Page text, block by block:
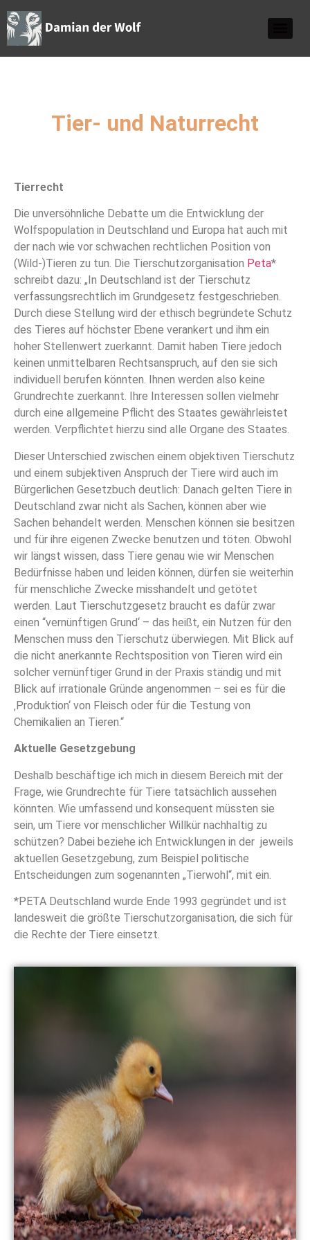
Tier- und Naturrecht
Tierrecht
Die unversöhnliche Debatte um die Entwicklung der
Wolfspopulation in Deutschland und Europa hat auch mit
der nach wie vor schwachen rechtlichen Position von
(Wild-)Tieren zu tun. Die Tierschutzorganisation Peta*
schreibt dazu: „In Deutschland ist der Tierschutz
verfassungsrechtlich im Grundgesetz festgeschrieben.
Durch diese Stellung wird der ethisch begründete Schutz
des Tieres auf höchster Ebene verankert und ihm ein
hoher Stellenwert zuerkannt. Damit haben Tiere jedoch
keinen unmittelbaren Rechtsanspruch, auf den sie sich
individuell berufen könnten. Ihnen werden also keine
Grundrechte zuerkannt. Ihre Interessen sollen vielmehr
durch eine allgemeine Pflicht des Staates gewährleistet
werden. Verpflichtet hierzu sind alle Organe des Staates.
Dieser Unterschied zwischen einem objektiven Tierschutz
und einem subjektiven Anspruch der Tiere wird auch im
Bürgerlichen Gesetzbuch deutlich: Danach gelten Tiere in
Deutschland zwar nicht als Sachen, können aber wie
Sachen behandelt werden. Menschen können sie besitzen
und für ihre eigenen Zwecke benutzen und töten. Obwohl
wir längst wissen, dass Tiere genau wie wir Menschen
Bedürfnisse haben und leiden können, dürfen sie weiterhin
für menschliche Zwecke misshandelt und getötet
werden. Laut Tierschutzgesetz braucht es dafür zwar
einen “vernünftigen Grund‘ – das heißt, ein Nutzen für den
Menschen muss den Tierschutz überwiegen. Mit Blick auf
die nicht anerkannte Rechtsposition von Tieren wird ein
solcher vernünftiger Grund in der Praxis ständig und mit
Blick auf irrationale Gründe angenommen – sei es für die
‚Produktion‘ von Fleisch oder für die Testung von
Chemikalien an Tieren.“
Aktuelle Gesetzgebung
Deshalb beschäftige ich mich in diesem Bereich mit der
Frage, wie Grundrechte für Tiere tatsächlich aussehen
könnten. Wie umfassend und konsequent müssten sie
sein, um Tiere vor menschlicher Willkür nachhaltig zu
schützen? Dabei beziehe ich Entwicklungen in der jeweils
aktuellen Gesetzgebung, zum Beispiel politische
Entscheidungen zum sogenannten „Tierwohl“, mit ein.
*PETA Deutschland wurde Ende 1993 gegründet und ist
landesweit die größte Tierschutzorganisation, die sich für
die Rechte der Tiere einsetzt.